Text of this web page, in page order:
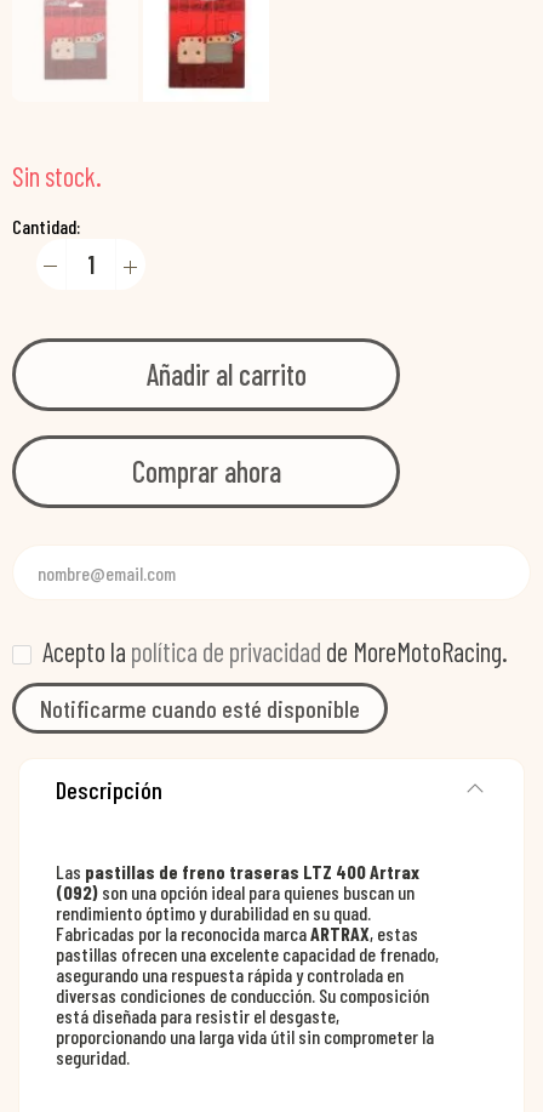
Sin stock.
Cantidad:
Añadir al carrito
Comprar ahora
Acepto la política de privacidad de MoreMotoRacing.
Notificarme cuando esté disponible
Descripción
Las pastillas de freno traseras LTZ 400 Artrax
(092) son una opción ideal para quienes buscan un
rendimiento óptimo y durabilidad en su quad.
Fabricadas por la reconocida marcaARTRAX, estas
pastillas ofrecen una excelente capacidad de frenado,
asegurando una respuesta rápida y controlada en
diversas condiciones de conducción. Su composición
está diseñada para resistir el desgaste,
proporcionando una larga vida útil sin comprometer la
seguridad.